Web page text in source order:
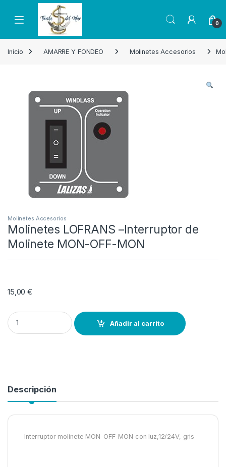
Skip to navigation
Skip to content
Open 0
Inicio AMARRE Y FONDEO Molinetes Accesorios
Molinetes Accesorios
Molinetes LOFRANS –Interruptor de
Molinete MON-OFF-MON
15,00€
Molinetes LOFRANS –Interruptor de Molinete MON-OFF-MON
Añadir al carrito
Descripción
Interruptor molinete MON-OFF-MON con luz,12/24V, gris